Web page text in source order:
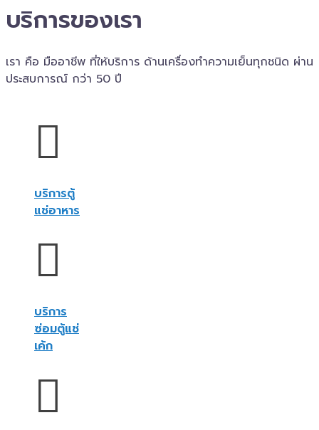
บริการของเรา
เรา คือ มืออาชีพ ที่ให้บริการ ด้านเครื่องทำความเย็นทุกชนิด ผ่าน
ประสบการณ์ กว่า 50 ปี
บริการตู้
แช่อาหาร
บริการ
ซ่อมตู้แช่
เค้ก